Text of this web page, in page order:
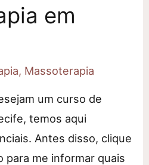
em
, Massoterapia
um curso de
temos aqui
Antes disso, clique
para me informar quais